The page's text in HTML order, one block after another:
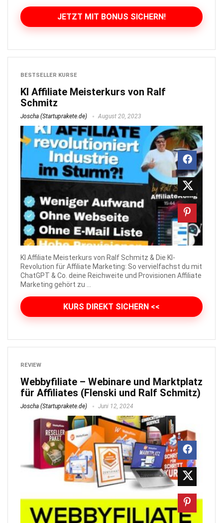
JETZT MIT BONUS SICHERN!
BESTSELLER KURSE
KI Affiliate Meisterkurs von Ralf
Schmitz
Joscha (Startuprakete.de) August 20, 2023
KI Affiliate Meisterkurs von Ralf Schmitz & Die KI-
Revolution für Affiliate Marketing: So vervielfachst du mit
ChatGPT & Co. deine Reichweite und Provisionen Affiliate
Marketing gehört zu ...
KURS DIREKT SICHERN <<
REVIEW
Webbyfiliate – Webinare und Marktplatz
für Affiliates (Flenski und Ralf Schmitz)
Joscha (Startuprakete.de) Juni 12, 2024